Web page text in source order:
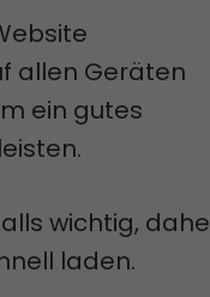
allen Geräten
ein gutes
wichtig,
laden.